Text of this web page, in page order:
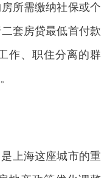
所需缴纳社保或个
套房贷最低首付款
作、职住分离的群
上海这座城市的重